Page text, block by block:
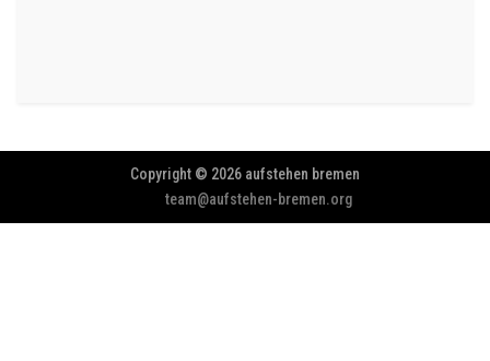
Copyright © 2026 aufstehen bremen
team@aufstehen-bremen.org